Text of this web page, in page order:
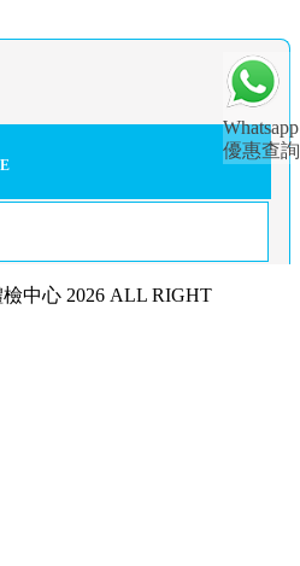
Whatsapp
優惠查詢
中心 2026 ALL RIGHT